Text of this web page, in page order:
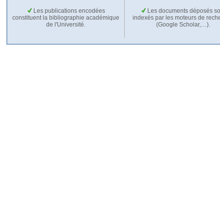
Les publications encodées
constituent la bibliographie académique
de l'Université.
Les documents déposés
indexés par les moteurs de
(Google Scholar,…).